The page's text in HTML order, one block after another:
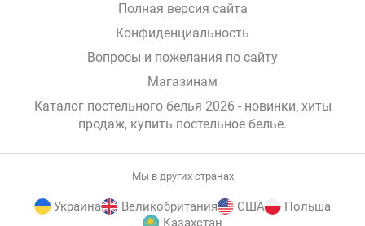
Полная версия сайта
Конфиденциальность
Вопросы и пожелания по сайту
Магазинам
Каталог постельного белья 2026 - новинки, хиты
продаж, купить постельное белье.
Мы в других странах
Украина Великобритания США
Польша
Казахстан